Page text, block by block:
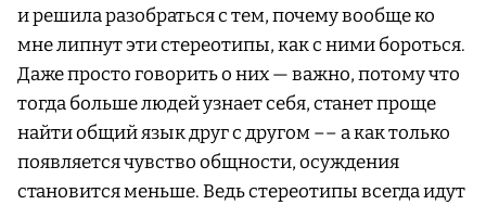
и решила разобраться с тем, почему вообще ко
мне липнут эти стереотипы, как с ними бороться.
Даже просто говорить о них — важно, потому что
тогда больше людей узнает себя, станет проще
найти общий язык друг с другом –– а как только
появляется чувство общности, осуждения
становится меньше. Ведь стереотипы всегда идут